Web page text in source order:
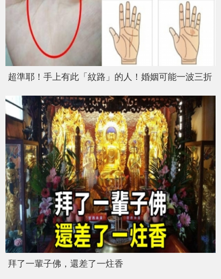
超準耶！手上有此「紋路」的人！婚姻可能一波三折
拜了一輩子佛，還差了一炷香